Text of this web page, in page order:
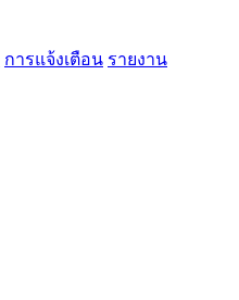
การแจ้งเตือน รายงาน